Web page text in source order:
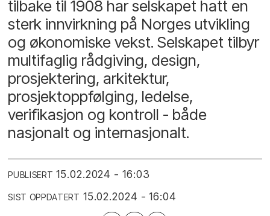
tilbake til 1908 har selskapet hatt en
sterk innvirkning på Norges utvikling
og økonomiske vekst. Selskapet tilbyr
multifaglig rådgiving, design,
prosjektering, arkitektur,
prosjektoppfølging, ledelse,
verifikasjon og kontroll - både
nasjonalt og internasjonalt.
PUBLISERT 15.02.2024 - 16:03
SIST OPPDATERT 15.02.2024 - 16:04